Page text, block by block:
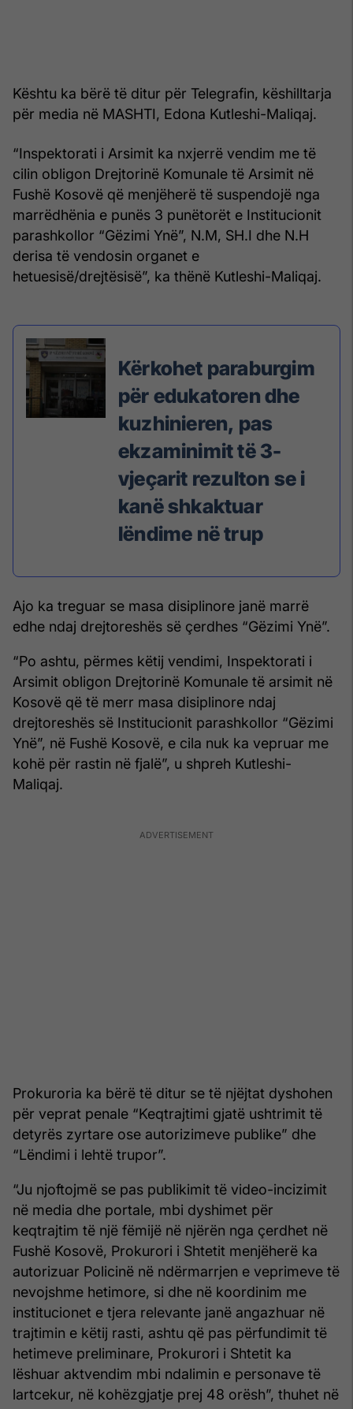
Kështu ka bërë të ditur për Telegrafin, këshilltarja
për media në MASHTI, Edona Kutleshi-Maliqaj.
“Inspektorati i Arsimit ka nxjerrë vendim me të
cilin obligon Drejtorinë Komunale të Arsimit në
Fushë Kosovë që menjëherë të suspendojë nga
marrëdhënia e punës 3 punëtorët e Institucionit
parashkollor “Gëzimi Ynë”, N.M, SH.I dhe N.H
derisa të vendosin organet e
hetuesisë/drejtësisë”, ka thënë Kutleshi-Maliqaj.
Kërkohet paraburgim
për edukatoren dhe
kuzhinieren, pas
ekzaminimit të 3-
vjeçarit rezulton se i
kanë shkaktuar
lëndime në trup
Ajo ka treguar se masa disiplinore janë marrë
edhe ndaj drejtoreshës së çerdhes “Gëzimi Ynë”.
“Po ashtu, përmes këtij vendimi, Inspektorati i
Arsimit obligon Drejtorinë Komunale të arsimit në
Kosovë që të merr masa disiplinore ndaj
drejtoreshës së Institucionit parashkollor “Gëzimi
Ynë”, në Fushë Kosovë, e cila nuk ka vepruar me
kohë për rastin në fjalë”, u shpreh Kutleshi-
Maliqaj.
Prokuroria ka bërë të ditur se të njëjtat dyshohen
për veprat penale “Keqtrajtimi gjatë ushtrimit të
detyrës zyrtare ose autorizimeve publike” dhe
“Lëndimi i lehtë trupor”.
“Ju njoftojmë se pas publikimit të video-incizimit
në media dhe portale, mbi dyshimet për
keqtrajtim të një fëmijë në njërën nga çerdhet në
Fushë Kosovë, Prokurori i Shtetit menjëherë ka
autorizuar Policinë në ndërmarrjen e veprimeve të
nevojshme hetimore, si dhe në koordinim me
institucionet e tjera relevante janë angazhuar në
trajtimin e këtij rasti, ashtu që pas përfundimit të
hetimeve preliminare, Prokurori i Shtetit ka
lëshuar aktvendim mbi ndalimin e personave të
lartcekur, në kohëzgjatje prej 48 orësh”, thuhet në